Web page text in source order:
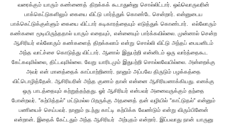
வரைக்கும் யாரும் கண்ணைத் திறக்கக் கூடாதுன்னு சொல்லிட்டார். ஒவ்வொருவரின்
பாக்கெட்டுகளிலும் கையை விட்டு பார்த்துக் கொண்டே சென்றார். என்னுடைய
பாக்கெட்டுக்குள்ளும் கையை விட்டார் கடிகாரத்தையும் எடுத்துக் கொண்டார். எல்லோரும்
கண்களை மூடியிருந்ததால் யாரும் எதையும், என்னையும் பார்க்கவில்லை. முன்னால் சென்ற
ஆசிரியர் எல்லோரும் கண்களைத் திறக்கலாம் என்று சொல்லி விட்டு அந்தப் பையனிடம்
அந்த வாட்ச்சை கொடுத்து விட்டார். ஆனால் இதுபற்றி என்னிடம் ஒரு வார்த்தைகூட
கேட்கவுமில்லை, திட்டவுமில்லை. வேறு யாரிடமும் இதுபற்றி சொல்லவேயில்லை. அன்றைக்கு
அவர் என் மானத்தைக் காப்பாற்றினார். நானும் அப்பவே திருடும் பழக்கத்தை
விட்டொழித்தேன். ஆசிரியரின் அந்த குணம் தான் என்னை ஆசிரியனாக்கியது. எனக்கு
ஒரு பாடத்தையும் கற்றுத்தந்தது. ஓர் ஆசிரியர் என்பவர் அனைவருக்கும் தந்தை
போன்றவர். ”கற்பித்தல்” மட்டுமல்ல பிறருக்கு அதனைத் தன் வழியில் ”காட்டுதல்” என்னும்
பணியைச் செய்பவர். நானும் நடந்து காட்டி கற்பிக்க வேண்டும் என்று விரும்பினேன்
என்றான். இதைக் கேட்டதும் அந்த ஆசிரியர் அற்புதம் என்றார். இப்பவாது நான் யாருனு